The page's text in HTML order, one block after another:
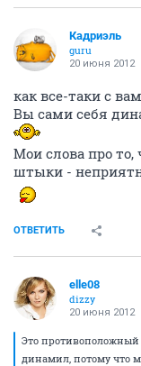
Кадриэль
guru
20 июня 2012
как все-таки с
Вы сами себя
Мои слова про то,
штыки -
ОТВЕТИТЬ
elle08
dizzy
20 июня 2012
Это противоположный
динамил, потому что